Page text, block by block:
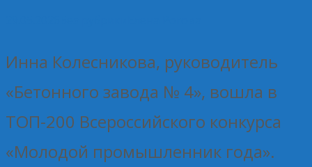
Инна Колесникова, руководитель
«Бетонного завода № 4», вошла в
ТОП-200 Всероссийского конкурса
«Молодой промышленник года».